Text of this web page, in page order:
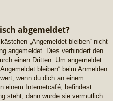
abgemeldet?
„Angemeldet bleiben“ nicht
angemeldet. Dies verhindert den
einen Dritten. Um angemeldet
bleiben“ beim Anmelden
wenn du dich an einem
einem Internetcafé, befindest.
steht, dann wurde sie vermutlich